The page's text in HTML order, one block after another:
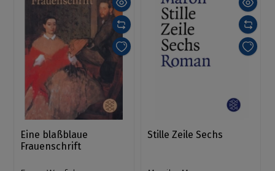
Eine blaßblaue
Frauenschrift
Stille Zeile Sechs